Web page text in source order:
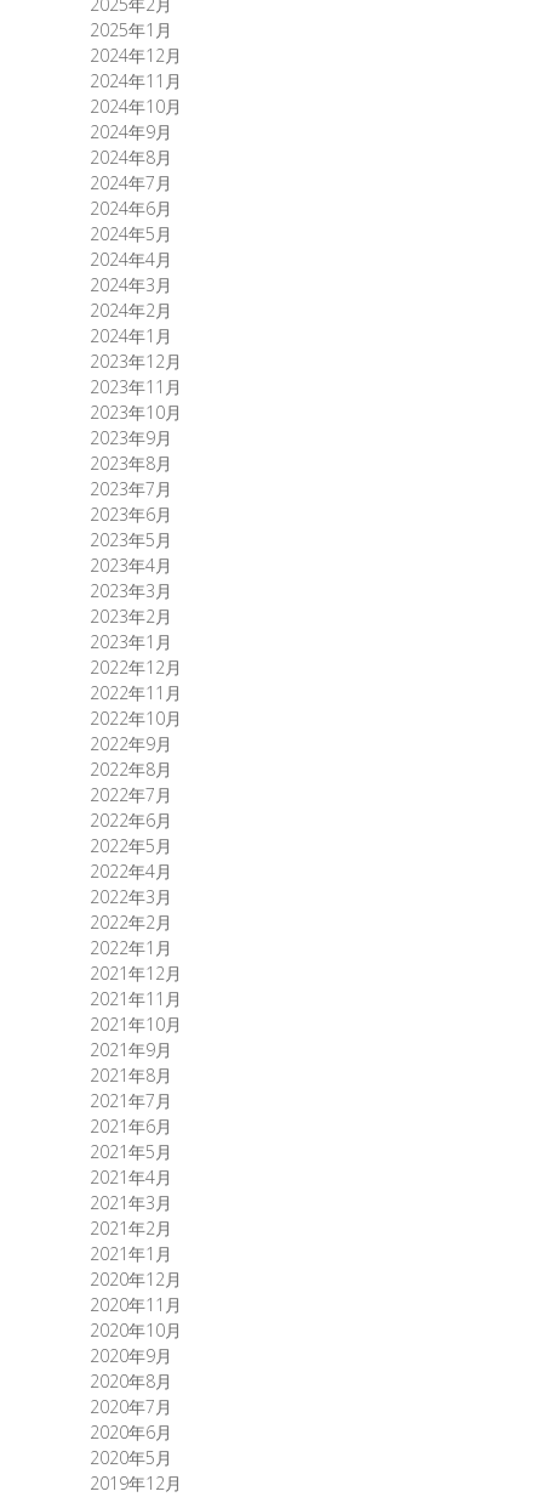
2025年1月
2024年12月
2024年11月
2024年10月
2024年9月
2024年8月
2024年7月
2024年6月
2024年5月
2024年4月
2024年3月
2024年2月
2024年1月
2023年12月
2023年11月
2023年10月
2023年9月
2023年8月
2023年7月
2023年6月
2023年5月
2023年4月
2023年3月
2023年2月
2023年1月
2022年12月
2022年11月
2022年10月
2022年9月
2022年8月
2022年7月
2022年6月
2022年5月
2022年4月
2022年3月
2022年2月
2022年1月
2021年12月
2021年11月
2021年10月
2021年9月
2021年8月
2021年7月
2021年6月
2021年5月
2021年4月
2021年3月
2021年2月
2021年1月
2020年12月
2020年11月
2020年10月
2020年9月
2020年8月
2020年7月
2020年6月
2020年5月
2019年12月